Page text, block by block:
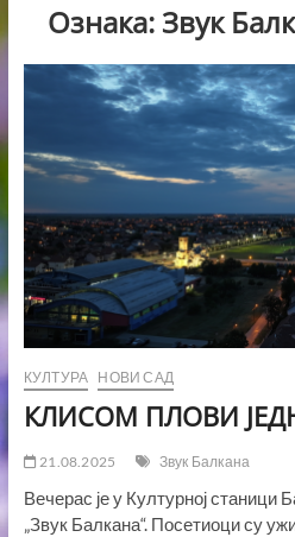
Ознака: Звук
КУЛТУРА НОВИ САД
КЛИСОМ ПЛОВИ
21.08.2025 Звук Балкана
Вечерас је у Културној станици
„Звук Балкана“. Посетиоци су